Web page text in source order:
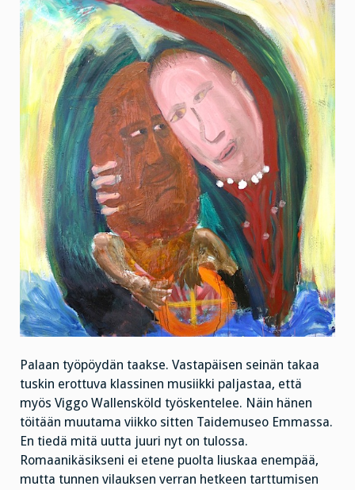
Palaan työpöydän taakse. Vastapäisen seinän takaa
tuskin erottuva klassinen musiikki paljastaa, että
myös Viggo Wallensköld työskentelee. Näin hänen
töitään muutama viikko sitten Taidemuseo Emmassa.
En tiedä mitä uutta juuri nyt on tulossa.
Romaanikäsikseni ei etene puolta liuskaa enempää,
mutta tunnen vilauksen verran hetkeen tarttumisen